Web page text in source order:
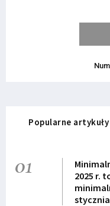
Popularne artykuły
01
2025 r.
stycznia